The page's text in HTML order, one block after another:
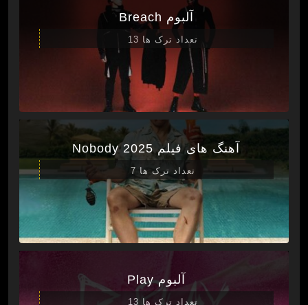
آلبوم Breach
تعداد ترک ها 13
آهنگ های فیلم Nobody 2025
تعداد ترک ها 7
آلبوم Play
تعداد ترک ها 13